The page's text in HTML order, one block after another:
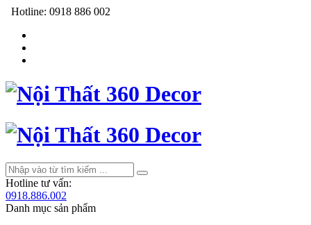
Hotline: 0918 886 002
Hotline tư vấn:
0918.886.002
Danh mục sản phẩm